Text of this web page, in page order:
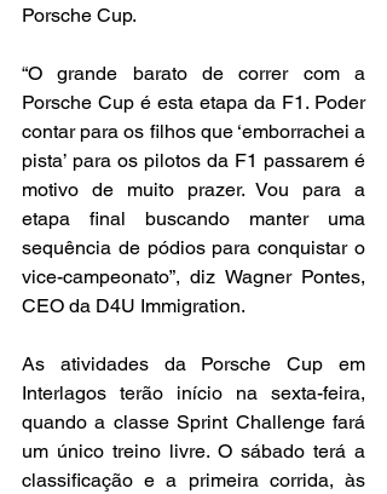
Porsche Cup.
“O grande barato de correr com a
Porsche Cup é esta etapa da F1. Poder
contar para os filhos que ‘emborrachei a
pista’ para os pilotos da F1 passarem é
motivo de muito prazer. Vou para a
etapa final buscando manter uma
sequência de pódios para conquistar o
vice-campeonato”, diz Wagner Pontes,
CEO da D4U Immigration.
As atividades da Porsche Cup em
Interlagos terão início na sexta-feira,
quando a classe Sprint Challenge fará
um único treino livre. O sábado terá a
classificação e a primeira corrida, às